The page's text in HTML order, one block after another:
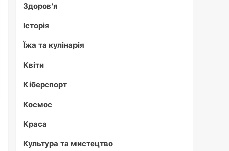
Здоров'я
Історія
Їжа та кулінарія
Квіти
Кіберспорт
Космос
Краса
Культура та мистецтво